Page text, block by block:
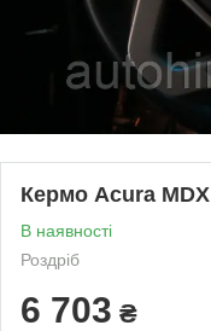
Кермо Acura MDX
В наявності
Роздріб
6 703 ₴